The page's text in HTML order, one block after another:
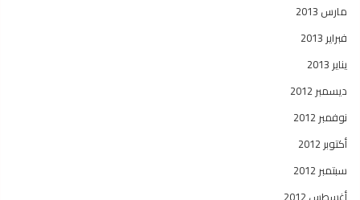
مارس 2013
فبراير 2013
يناير 2013
ديسمبر 2012
نوفمبر 2012
أكتوبر 2012
سبتمبر 2012